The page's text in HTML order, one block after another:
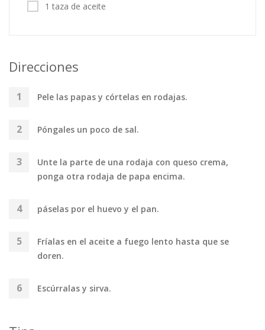
1 taza de aceite
Direcciones
Pele las papas y córtelas en rodajas.
Póngales un poco de sal.
Unte la parte de una rodaja con queso crema,
ponga otra rodaja de papa encima.
páselas por el huevo y el pan.
Fríalas en el aceite a fuego lento hasta que se
doren.
Escúrralas y sirva.